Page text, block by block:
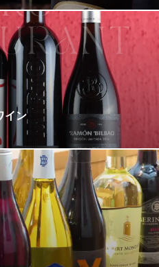
全て低価格でご提供!! また毎月
豊富なメニューの中から貴方だ
けて下さい♪
130 神田店
4F
イン
取り揃えております。スパーク
や白ワインなどその日の気分に
選びください。『本日のオス
スタッフまでお声がけくださ
だけの最強の組合せを…